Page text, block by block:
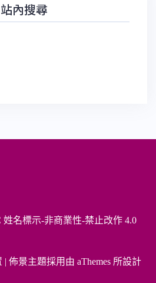
站內搜尋
姓名標示-非商業性-禁止改作 4.0
| 佈景主題採用由 aThemes 所設計